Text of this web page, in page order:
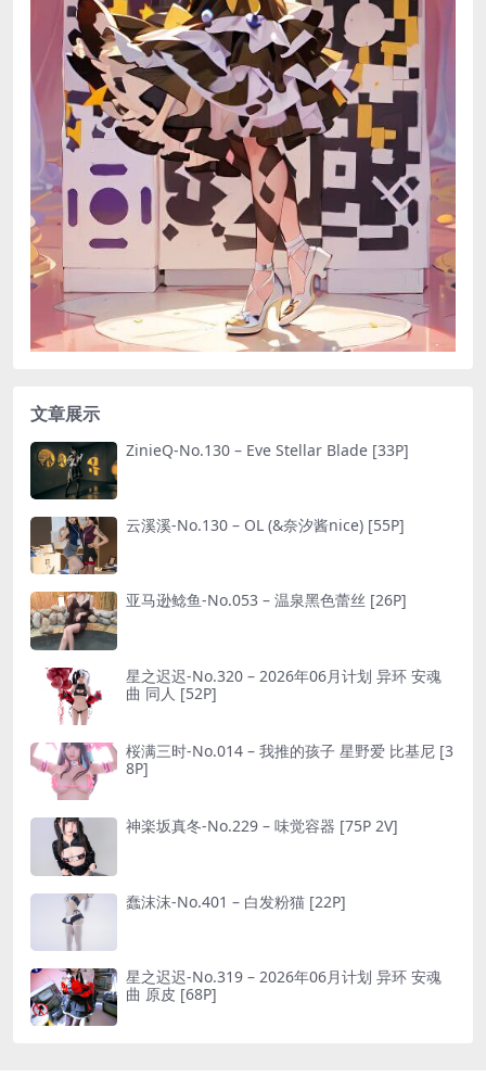
文章展示
ZinieQ-No.130 – Eve Stellar Blade [33P]
云溪溪-No.130 – OL (&奈汐酱nice) [55P]
亚马逊鲶鱼-No.053 – 温泉黑色蕾丝 [26P]
星之迟迟-No.320 – 2026年06月计划 异环 安魂
曲 同人 [52P]
桜满三时-No.014 – 我推的孩子 星野爱 比基尼 [3
8P]
神楽坂真冬-No.229 – 味觉容器 [75P 2V]
蠢沫沫-No.401 – 白发粉猫 [22P]
星之迟迟-No.319 – 2026年06月计划 异环 安魂
曲 原皮 [68P]